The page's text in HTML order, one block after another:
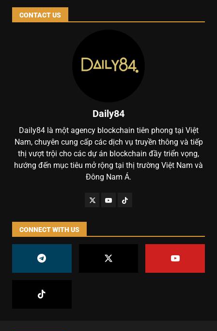
CONTACT US
Daily84
Daily84 là một agency blockchain tiên phong tại Việt
Nam, chuyên cung cấp các dịch vụ truyền thông và tiếp
thị vượt trội cho các dự án blockchain đầy triển vọng,
hướng đến mục tiêu mở rộng tại thị trường Việt Nam và
Đông Nam Á.
CONNECT WITH US